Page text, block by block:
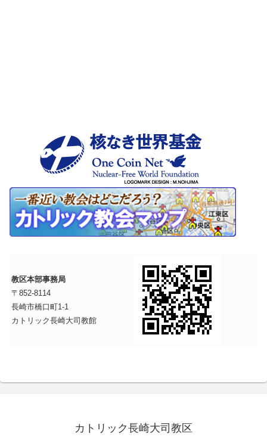
教区本部事務局
〒852-8114
長崎市橋口町1-1
カトリック長崎大司教館
カトリック長崎大司教区